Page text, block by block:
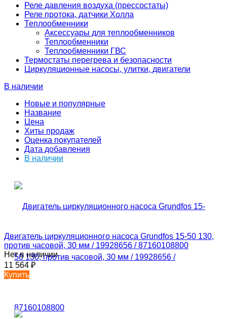
Реле давления воздуха (прессостаты)
Реле протока, датчики Холла
Теплообменники
Аксессуары для теплообменников
Теплообменники
Теплообменники ГВС
Термостаты перегрева и безопасности
Циркуляционные насосы, улитки, двигатели
В наличии
Новые и популярные
Название
Цена
Хиты продаж
Оценка покупателей
Дата добавления
В наличии
Двигатель циркуляционного насоса Grundfos 15-50 130,
против часовой, 30 мм / 19928656 / 87160108800
Нет в наличии
11 564 ₽
Купить